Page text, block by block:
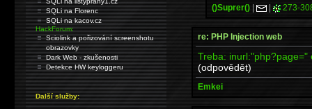
()Suprer() | | 273-
re: PHP Injection web
Treba:
(odpovědět)
Emkei
SQLi na Florenc
SQLi na kacov.cz
HackForum:
Sciolink a pořizování screenshotu
obrazovky
Dark Web - zkušenosti
Detekce HW keyloggeru
Další služby: